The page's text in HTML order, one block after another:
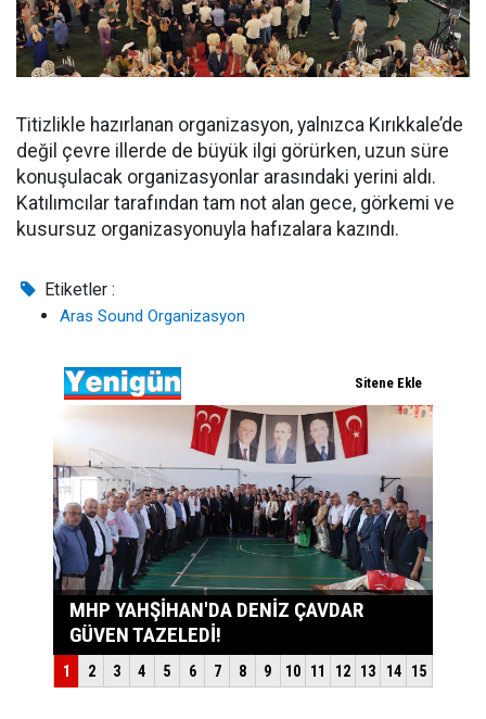
Titizlikle hazırlanan organizasyon, yalnızca Kırıkkale’de
değil çevre illerde de büyük ilgi görürken, uzun süre
konuşulacak organizasyonlar arasındaki yerini aldı.
Katılımcılar tarafından tam not alan gece, görkemi ve
kusursuz organizasyonuyla hafızalara kazındı.
Etiketler :
Aras Sound Organizasyon